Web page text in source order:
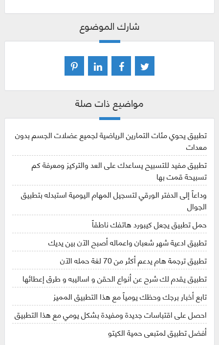
شارك الموضوع
مواضيع ذات صلة
تطبيق يحوي مئات التمارين الرياضية لجميع عضلات الجسم بدون
معدات
تطبيق مفيد للتسبيح يساعدك على العد والتركيز ومعرفة كم
تسبيحة قمت بها
وداعاً إلى الدفتر الورقي لتسجيل المهام اليومية استبدله بتطبيق
الجوال
حمل تطبيق يجعل كيبورد هاتفك ناطقاً
تطبيق ادعية شهر شعبان واعماله أصبح الآن بين يديك
تطبيق ترجمة هام يدعم أكثر من 70 لغة حمله الآن
تطبيق يقدم لك شرح عن أنواع الحقن و اساليبه و طرق إعطائها
تابع أخبار برجك وحظك يومياً مع هذا التطبيق المميز
احصل على اقتباسات جديدة ومفيدة بشكل يومي مع هذا التطبيق
أفضل تطبيق لمتبعي حمية الكيتو